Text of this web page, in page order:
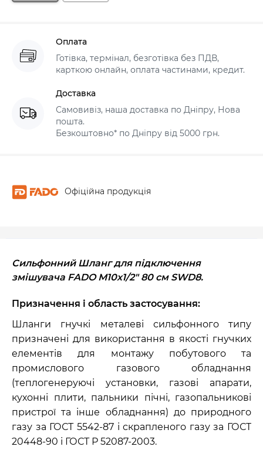
Оплата
Готівка, термінал, безготівка без ПДВ,
карткою онлайн, оплата частинами, кредит.
Доставка
Самовивіз, наша доставка по Дніпру, Нова
пошта.
Безкоштовно* по Дніпру від 5000 грн.
Офіційна продукція
Сильфонний Шланг для підключення
змішувача FADO М10х1/2" 80 см SWD8.
Призначення і область застосування:
Шланги гнучкі металеві сильфонного типу
призначені для використання в якості гнучких
елементів для монтажу побутового та
промислового газового обладнання
(теплогенеруючі установки, газові апарати,
кухонні плити, пальники пічні, газопальникові
пристрої та інше обладнання) до природного
газу за ГОСТ 5542-87 і скрапленого газу за ГОСТ
20448-90 і ГОСТ Р 52087-2003.